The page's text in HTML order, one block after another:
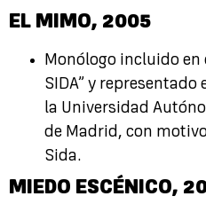
EL MIMO, 2005
Monólogo incluido en
SIDA” y
la Universidad
de Madrid, con
Sida.
MIEDO ESCÉNICO,